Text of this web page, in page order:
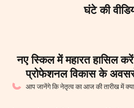
घंटे की
नएस्किलमें महारत हासिल
प्रोफेशनल विकास के
आप जानेंगे कि नेतृत्व का आज की तारीख में क्या